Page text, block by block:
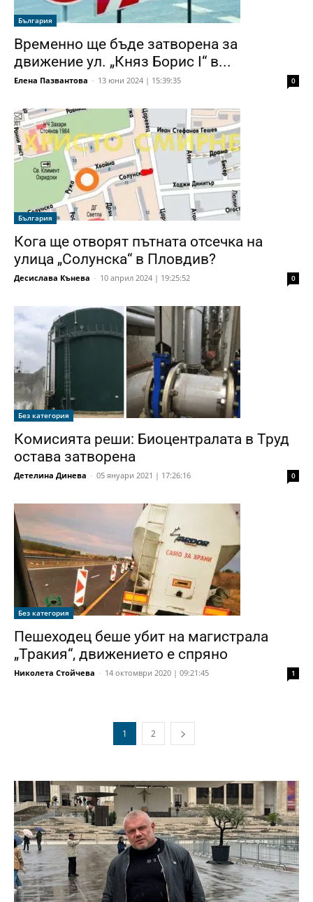
България
Временно ще бъде затворена за
движение ул. „Княз Борис I“ в...
Елена Пазвантова - 13 юни 2024 | 15:39:35 0
България
Кога ще отворят пътната отсечка на
улица „Солунска“ в Пловдив?
Десислава Кънева - 10 април 2024 | 19:25:52 0
Без категория
Комисията реши: Биоцентралата в Труд
остава затворена
Детелина Динева - 05 януари 2021 | 17:26:16 0
Без категория
Пешеходец беше убит на магистрала
„Тракия“, движението е спряно
Николета Стойчева - 14 октомври 2020 | 09:21:45 1
1 2